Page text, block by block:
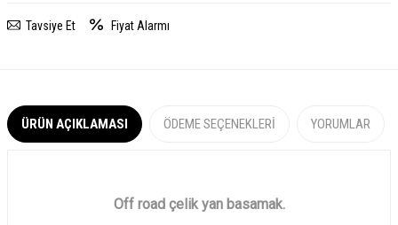
Tavsiye Et Fiyat Alarmı
ÜRÜN AÇIKLAMASI ÖDEME SEÇENEKLERI YORUMLAR
Off road çelik yan basamak.